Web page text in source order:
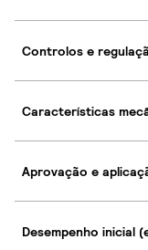
Controlos e
Características
Aprovação e
Desempenho inicial